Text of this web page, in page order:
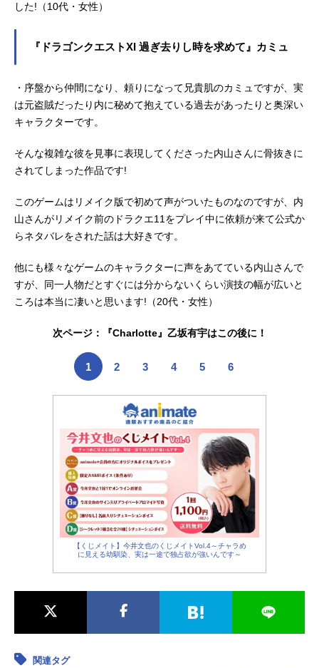
した!（10代・女性）
『ドラゴンクエストXI 過ぎ去りし時を求めて』カミュ
・序盤から仲間になり、頼りになって兄貴肌のカミュですが、実
は元盗賊だったり内に秘めて抱えている過去があったりと奥深い
キャラクターです。
そんな複雑な彼を見事に表現してくださった内山さんに骨抜きに
されてしまった作品です!
このゲームはリメイク版で初めて声がついたものなのですが、内
山さんがリメイク前のドラクエ11をプレイ中に依頼が来て公式か
らネタバレをされた話は大好きです。
他にも様々なゲームのキャラクターに声をあてている内山さんで
すが、同一人物だとすぐには分からないくらい演技の幅が広いと
ころは本当に凄いと思います!（20代・女性）
次ページ：『Charlotte』乙坂有宇はこの後に！
1 2 3 4 5 6
【くじメイト】今井文也のくじメイトVol.4～チャラめ
に見える幼馴染、実は一途で独占欲が強いんです～
関連タグ